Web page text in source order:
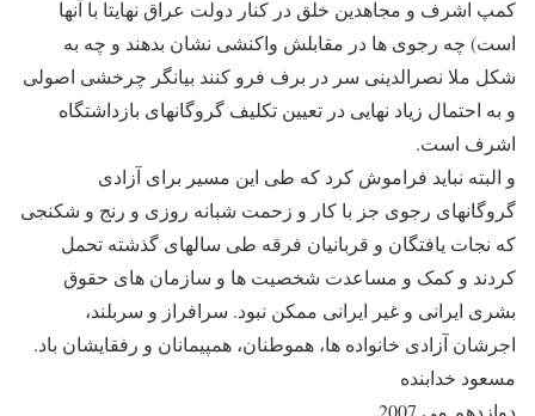
کمپ اشرف و مجاهدین خلق در کنار دولت عراق نهایتا با آنها
است) چه رجوی ها در مقابلش واکنشی نشان بدهند و چه به
شکل ملا نصرالدینی سر در برف فرو کنند بیانگر چرخشی اصولی
و به احتمال زیاد نهایی در تعیین تکلیف گروگانهای بازداشتگاه
اشرف است.
و البته نباید فراموش کرد که طی این مسیر برای آزادی
گروگانهای رجوی جز با کار و زحمت شبانه روزی و رنج و شکنجی
که نجات یافتگان و قربانیان فرقه طی سالهای گذشته تحمل
کردند و کمک و مساعدت شخصیت ها و سازمان های حقوق
بشری ایرانی و غیر ایرانی ممکن نبود. سرافراز و سربلند،
اجرشان آزادی خانواده ها، هموطنان، همپیمانان و رفقایشان باد.
مسعود خدابنده
دوازدهم می 2007